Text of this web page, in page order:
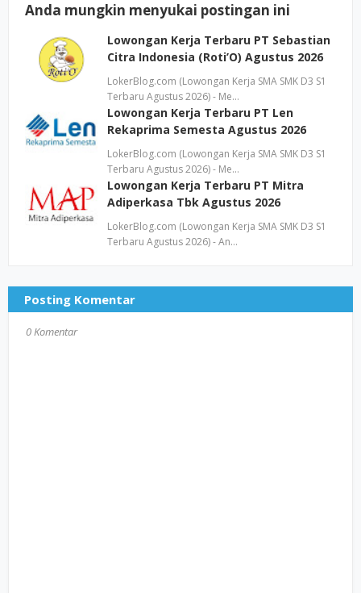
Anda mungkin menyukai postingan ini
Lowongan Kerja Terbaru PT Sebastian
Citra Indonesia (Roti’O) Agustus 2026
LokerBlog.com (Lowongan Kerja SMA SMK D3 S1
Terbaru Agustus 2026) - Me…
Lowongan Kerja Terbaru PT Len
Rekaprima Semesta Agustus 2026
LokerBlog.com (Lowongan Kerja SMA SMK D3 S1
Terbaru Agustus 2026) - Me…
Lowongan Kerja Terbaru PT Mitra
Adiperkasa Tbk Agustus 2026
LokerBlog.com (Lowongan Kerja SMA SMK D3 S1
Terbaru Agustus 2026) - An…
Posting Komentar
0 Komentar